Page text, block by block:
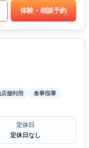
体験・相談予約
舗利用
食事指導
定休日
定休日なし